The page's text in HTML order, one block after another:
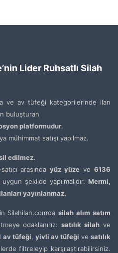
Lider Ruhsatlı Silah
ve av tüfeği kategorilerinde ilan
buluşturan
platformudur.
mühimmat satışı yapılmaz.
edilmez.
arasındayüz yüze ve6136
şekilde yapılmalıdır. Mermi,
yayınlanmaz.
Silahilan.com’dasilah alım satım
odaklanırız:satılık silah ve
av tüfeği, yivli av tüfeği vesatılık
filtreleyip karşılaştırabilirsiniz.